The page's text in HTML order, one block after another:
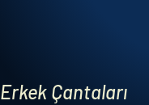
Erkek Çantaları